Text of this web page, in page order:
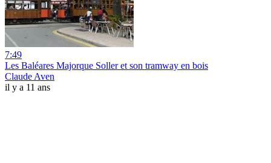
7:49
Les Baléares Majorque Soller et son tramway en bois
Claude Aven
il y a 11 ans